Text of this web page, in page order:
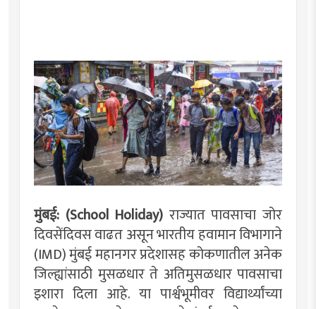
मुंबई: (School Holiday) राज्यात पावसाचा जोर
दिवसेंदिवस वाढत असून भारतीय हवामान विभागाने
(IMD) मुंबई महानगर प्रदेशासह कोकणातील अनेक
जिल्ह्यांसाठी मुसळधार ते अतिमुसळधार पावसाचा
इशारा दिला आहे. या पार्श्वभूमीवर विद्यार्थ्यांच्या